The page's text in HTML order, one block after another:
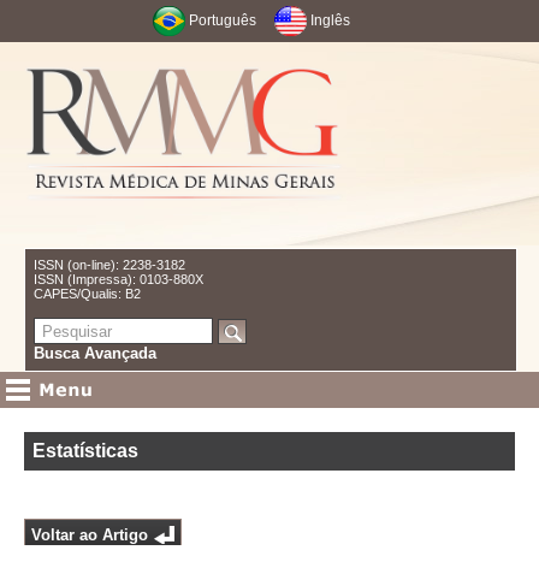
Português Inglês
ISSN (on-line): 2238-3182
ISSN (Impressa): 0103-880X
CAPES/Qualis: B2
Busca Avançada
Estatísticas
Voltar ao Artigo